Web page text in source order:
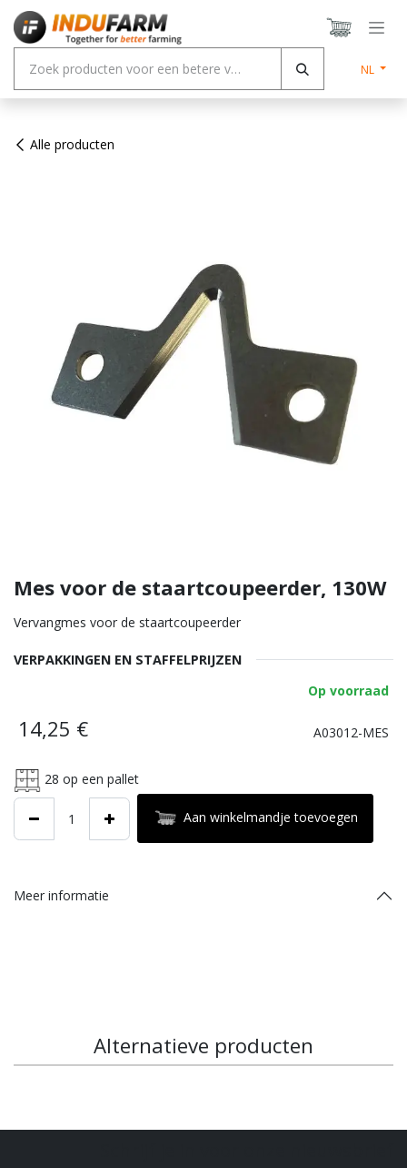
Overslaan naar inhoud
NL
Alle producten
Mes voor de staartcoupeerder, 130W
Vervangmes voor de staartcoupeerder
VERPAKKINGEN EN STAFFELPRIJZEN
Op voorraad
14,25 € A03012-MES
28 op een pallet
Aan winkelmandje toevoegen
Meer informatie
Alternatieve producten